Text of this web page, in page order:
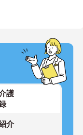
護
介